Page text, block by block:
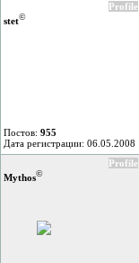
Profile
stet©
Постов: 955
Дата регистрации: 06.05.2008
Profile
Mythos©